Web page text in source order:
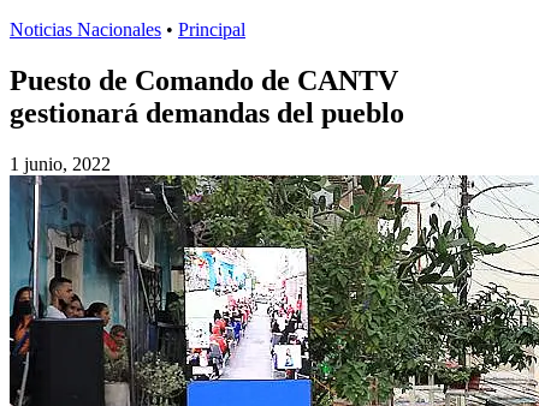
Noticias Nacionales • Principal
Puesto de Comando de CANTV
gestionará demandas del pueblo
1 junio, 2022